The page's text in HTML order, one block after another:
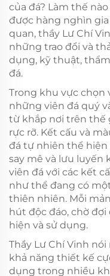
của đá? Làm thế
được hàng nghìn
quan, thầy Lư Chí
những trao đổi và
dụng, kỹ thuật,
đá.
Trong khu vực chọn
những viên đá quý
từ khắp nơi trên thế
rực rỡ. Kết cấu và
đá tự nhiên thể hiện
say mê và lưu luyến
viên đá với các kết
như thể đang có
thiên nhiên. Mỗi
hút độc đáo, chờ
hiện và sử dụng.
Thầy Lư Chí Vinh
khả năng thiết kế
dụng trong nhiều